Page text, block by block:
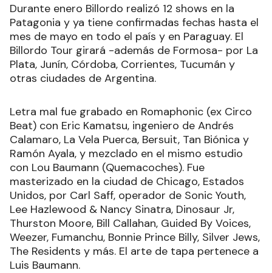
Durante enero Billordo realizó 12 shows en la
Patagonia y ya tiene confirmadas fechas hasta el
mes de mayo en todo el país y en Paraguay. El
Billordo Tour girará -además de Formosa- por La
Plata, Junín, Córdoba, Corrientes, Tucumán y
otras ciudades de Argentina.
Letra mal fue grabado en Romaphonic (ex Circo
Beat) con Eric Kamatsu, ingeniero de Andrés
Calamaro, La Vela Puerca, Bersuit, Tan Biónica y
Ramón Ayala, y mezclado en el mismo estudio
con Lou Baumann (Quemacoches). Fue
masterizado en la ciudad de Chicago, Estados
Unidos, por Carl Saff, operador de Sonic Youth,
Lee Hazlewood & Nancy Sinatra, Dinosaur Jr,
Thurston Moore, Bill Callahan, Guided By Voices,
Weezer, Fumanchu, Bonnie Prince Billy, Silver Jews,
The Residents y más. El arte de tapa pertenece a
Luis Baumann.